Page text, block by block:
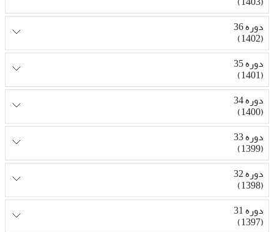
دوره 36
(1402)
دوره 35
(1401)
دوره 34
(1400)
دوره 33
(1399)
دوره 32
(1398)
دوره 31
(1397)